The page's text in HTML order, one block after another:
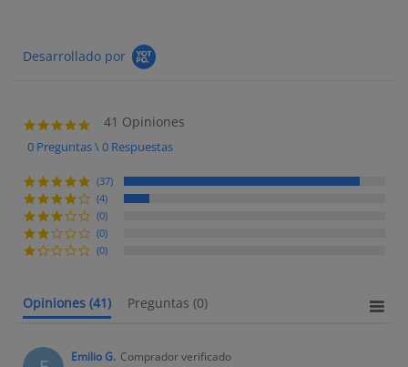
Desarrollado por
4.9 star rating
41 Opiniones
0 Preguntas \ 0 Respuestas
(37)
(4)
(0)
(0)
(0)
Opiniones (41) Preguntas (0)
Emilio G. Comprador verificado